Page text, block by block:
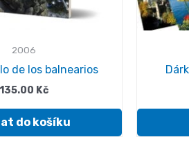
2006
de los balnearios
135.00 Kč
do košíku